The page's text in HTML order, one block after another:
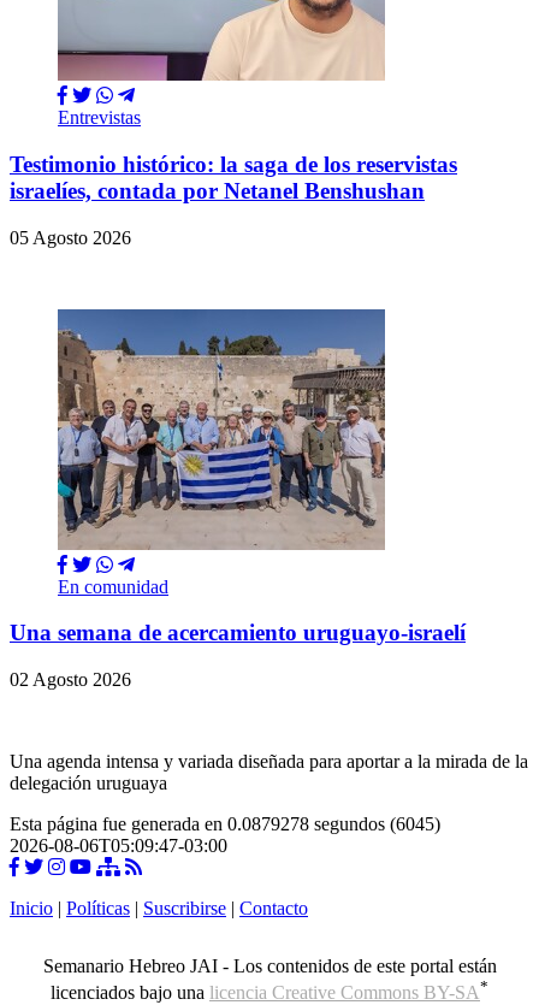
Entrevistas
Testimonio histórico: la saga de los reservistas
israelíes, contada por Netanel Benshushan
05 Agosto 2026
En comunidad
Una semana de acercamiento uruguayo-israelí
02 Agosto 2026
Una agenda intensa y variada diseñada para aportar a la mirada de la
delegación uruguaya
Esta página fue generada en 0.0879278 segundos (6045)
2026-08-06T05:09:47-03:00
Inicio | Políticas | Suscribirse | Contacto
Semanario Hebreo JAI - Los contenidos de este portal están
licenciados bajo una licencia Creative Commons BY-SA*